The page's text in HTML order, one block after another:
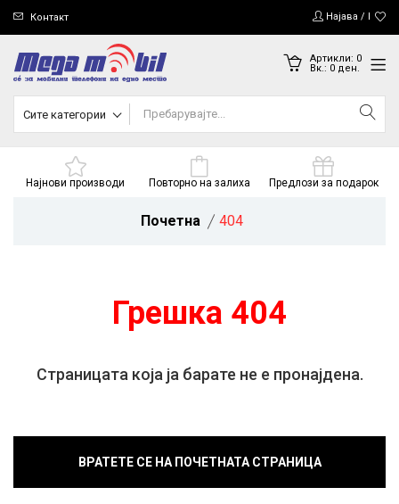
Контакт Најава /
Артикли: 0
Вк.: 0ден.
Сите категории
Најнови производи Повторно на залиха Предлози за подарок
Почетна 404
Грешка 404
Страницата која ја барате не е пронајдена.
ВРАТЕТЕ СЕ НА ПОЧЕТНАТА СТРАНИЦА